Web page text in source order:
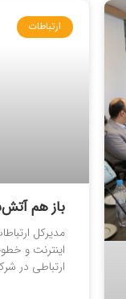
ارتباطات
باز هم
مدیرکل
اینترنت و
ارتباطی در شرکت